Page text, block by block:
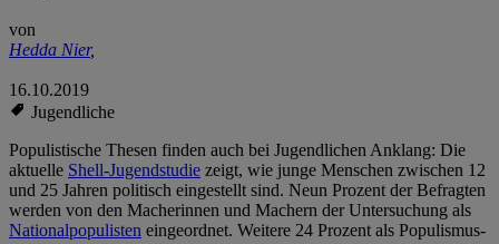
von
Hedda Nier,
16.10.2019
Jugendliche
Populistische Thesen finden auch bei Jugendlichen Anklang: Die
aktuelle Shell-Jugendstudie zeigt, wie junge Menschen zwischen 12
und 25 Jahren politisch eingestellt sind. Neun Prozent der Befragten
werden von den Macherinnen und Machern der Untersuchung als
Nationalpopulisten eingeordnet. Weitere 24 Prozent als Populismus-